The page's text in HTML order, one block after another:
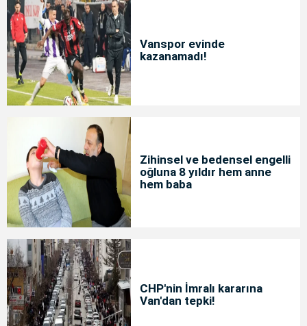
Vanspor evinde
kazanamadı!
Zihinsel ve bedensel engelli
oğluna 8 yıldır hem anne
hem baba
CHP'nin İmralı kararına
Van'dan tepki!